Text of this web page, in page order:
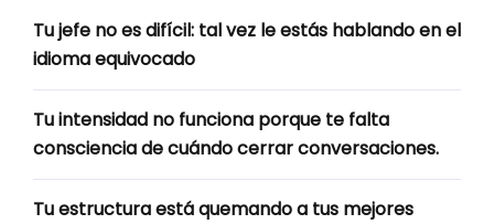
Tu jefe no es difícil: tal vez le estás hablando en el
idioma equivocado
Tu intensidad no funciona porque te falta
consciencia de cuándo cerrar conversaciones.
Tu estructura está quemando a tus mejores